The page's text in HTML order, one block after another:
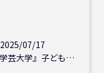
2025/07/17
『学芸大学』子どもには子どもの表現が大切！シェリー・アーツ音...